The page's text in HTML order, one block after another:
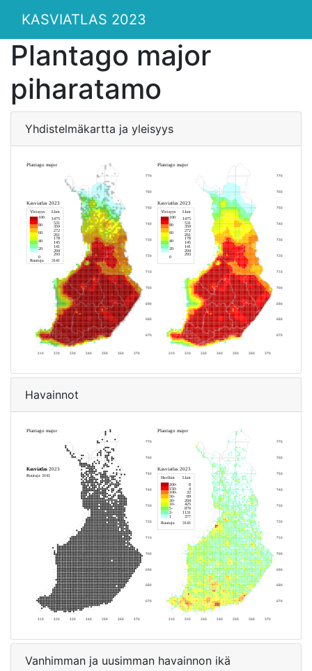
KASVIATLAS 2023
Plantago major
piharatamo
Yhdistelmäkartta ja yleisyys
Havainnot
Vanhimman ja uusimman havainnon ikä